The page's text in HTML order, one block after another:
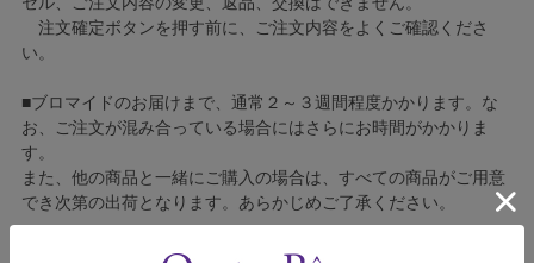
注文確定ボタンを押す前に、ご注文内容をよくご確認くださ
い。
■ブロマイドのお届けまで、通常２～３週間程度かかります。な
お、ご注文が混み合っている場合にはさらにお時間がかかりま
す。
また、他の商品と一緒にご購入の場合は、すべての商品がご用意
でき次第の出荷となります。あらかじめご了承ください。
■コンビニ決済をご利用の場合はご入金確認後の製造となりま